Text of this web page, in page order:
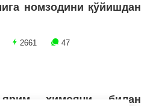
номзодини қўйишдан
2661 47
ҳимоячи билан